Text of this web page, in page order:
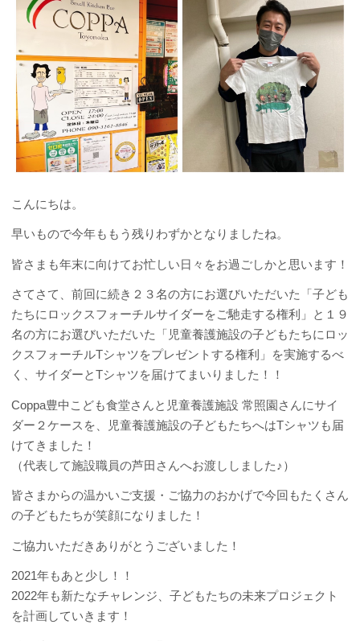
こんにちは。
早いもので今年ももう残りわずかとなりましたね。
皆さまも年末に向けてお忙しい日々をお過ごしかと思います！
さてさて、前回に続き２３名の方にお選びいただいた「子ども
たちにロックスフォーチルサイダーをご馳走する権利」と１９
名の方にお選びいただいた「児童養護施設の子どもたちにロッ
クスフォーチルTシャツをプレゼントする権利」を実施するべ
く、サイダーとTシャツを届けてまいりました！！
Coppa豊中こども食堂さんと児童養護施設 常照園さんにサイ
ダー２ケースを、児童養護施設の子どもたちへはTシャツも届
けてきました！
（代表して施設職員の芦田さんへお渡ししました♪）
皆さまからの温かいご支援・ご協力のおかげで今回もたくさん
の子どもたちが笑顔になりました！
ご協力いただきありがとうございました！
2021年もあと少し！！
2022年も新たなチャレンジ、子どもたちの未来プロジェクト
を計画していきます！